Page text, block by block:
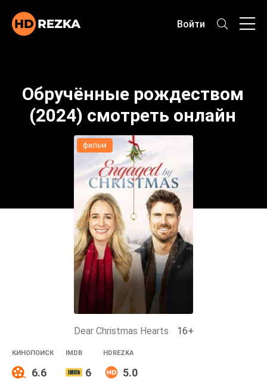
Войти
Обручённые рождеством
(2024) смотреть онлайн
фильм
Dear Christmas Hearts 16+
КИНОПОИСК
6.6
IMDB
6
HDREZKA
5.0